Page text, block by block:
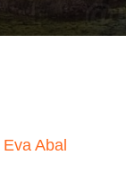
Eva Abal